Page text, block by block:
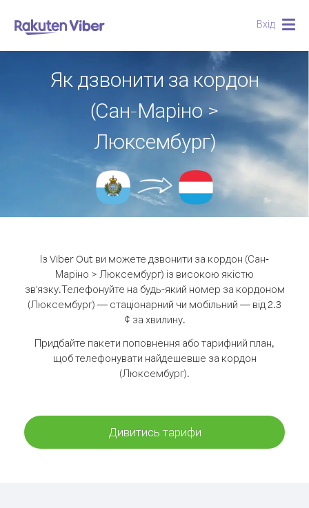
Вхід
Як дзвонити за кордон
(Сан-Маріно >
Люксембург)
Із Viber Out ви можете дзвонити за кордон (Сан-
Маріно > Люксембург) із високою якістю
зв'язку.Телефонуйте на будь-який номер за кордоном
(Люксембург) — стаціонарний чи мобільний — від 2.3
¢ за хвилину.
Придбайте пакети поповнення або тарифний план,
щоб телефонувати найдешевше за кордон
(Люксембург).
Дивитись тарифи